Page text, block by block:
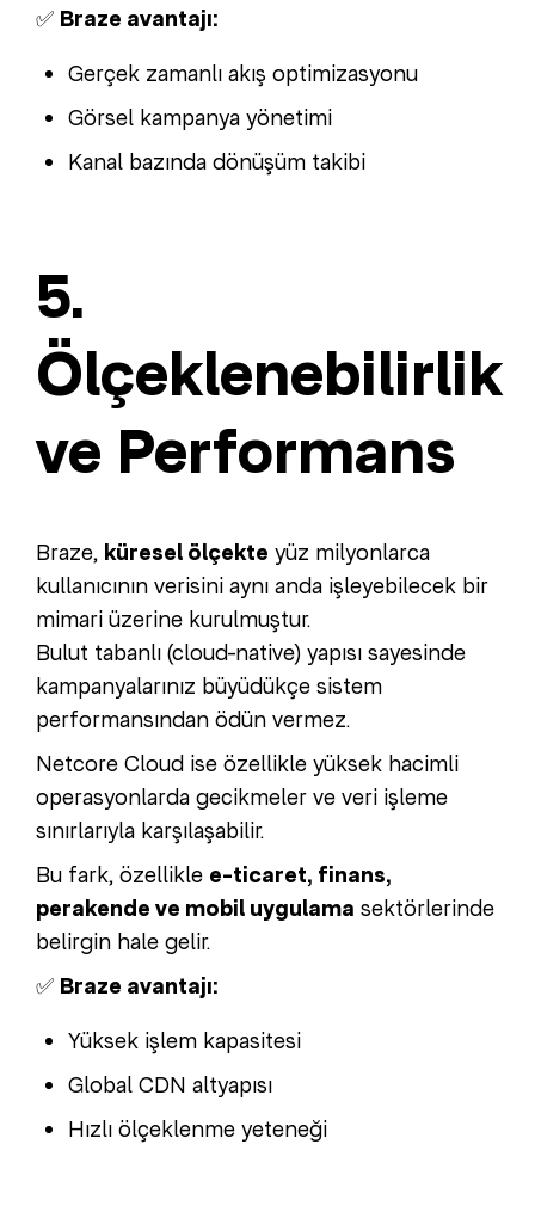
✅ Braze avantajı:
Gerçek zamanlı akış optimizasyonu
Görsel kampanya yönetimi
Kanal bazında dönüşüm takibi
5.
Ölçeklenebilirlik
ve Performans
Braze, küresel ölçekte yüz milyonlarca
kullanıcının verisini aynı anda işleyebilecek bir
mimari üzerine kurulmuştur.
Bulut tabanlı (cloud-native) yapısı sayesinde
kampanyalarınız büyüdükçe sistem
performansından ödün vermez.
Netcore Cloud ise özellikle yüksek hacimli
operasyonlarda gecikmeler ve veri işleme
sınırlarıyla karşılaşabilir.
Bu fark, özellikle e-ticaret, finans,
perakende ve mobil uygulama sektörlerinde
belirgin hale gelir.
✅ Braze avantajı:
Yüksek işlem kapasitesi
Global CDN altyapısı
Hızlı ölçeklenme yeteneği